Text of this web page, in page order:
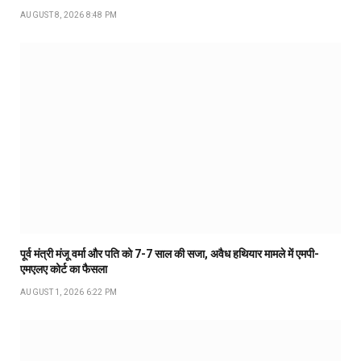
AUGUST 8, 2026 8:48 PM
पूर्व मंत्री मंजू वर्मा और पति को 7-7 साल की सजा, अवैध हथियार मामले में एमपी-
एमएलए कोर्ट का फैसला
AUGUST 1, 2026 6:22 PM